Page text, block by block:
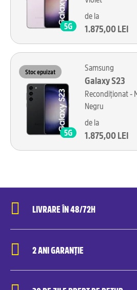
de la
1.875,00 LEI
Stoc epuizat Samsung
Galaxy S23
Recondiționat -
Negru
de la
1.875,00 LEI
LIVRARE ÎN 48/72H
2 ANI GARANȚIE